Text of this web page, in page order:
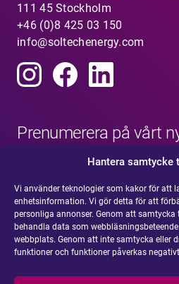
Hantera samtycke
Vi använder teknologier som kakor för att
enhetsinformation. Vi gör detta för att
personliga annonser. Genom att samtycka
behandla data som
webbplats. Genom att inte samtycka eller
funktioner och funktioner påverkas
111 45 Stockholm
+46 (0)8 425 03 150
info@soltechenergy.com
Prenumerera på vårt